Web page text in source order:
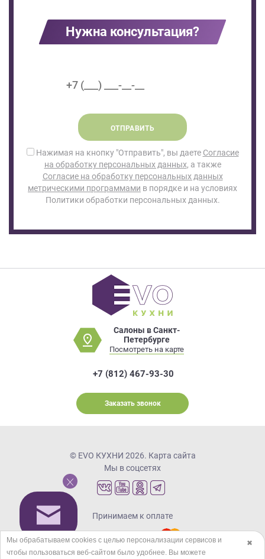
Нужна консультация?
ОТПРАВИТЬ
Нажимая на кнопку "Отправить", вы даете Согласие
на обработку персональных данных, а также
Согласие на обработку персональных данных
метрическими программами в порядке и на условиях
Политики обработки персональных данных.
Салоны в Санкт-
Петербурге
Посмотреть на карте
+7 (812) 467-93-30
Заказать звонок
© EVO КУХНИ 2026. Карта сайта
Мы в соцсетях
Принимаем к оплате
✖
Мы обрабатываем cookies с целью персонализации сервисов и
чтобы пользоваться веб-сайтом было удобнее. Вы можете